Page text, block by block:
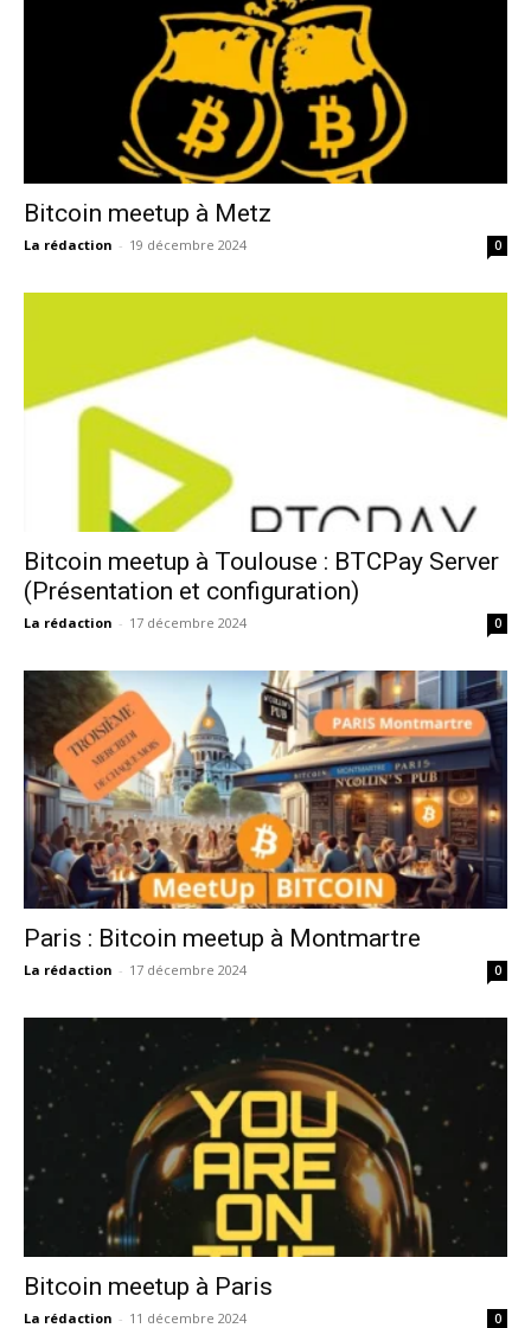
Bitcoin meetup à Metz
La rédaction - 19 décembre 2024 0
Bitcoin meetup à Toulouse : BTCPay Server
(Présentation et configuration)
La rédaction - 17 décembre 2024 0
Paris : Bitcoin meetup à Montmartre
La rédaction - 17 décembre 2024 0
Bitcoin meetup à Paris
La rédaction - 11 décembre 2024 0